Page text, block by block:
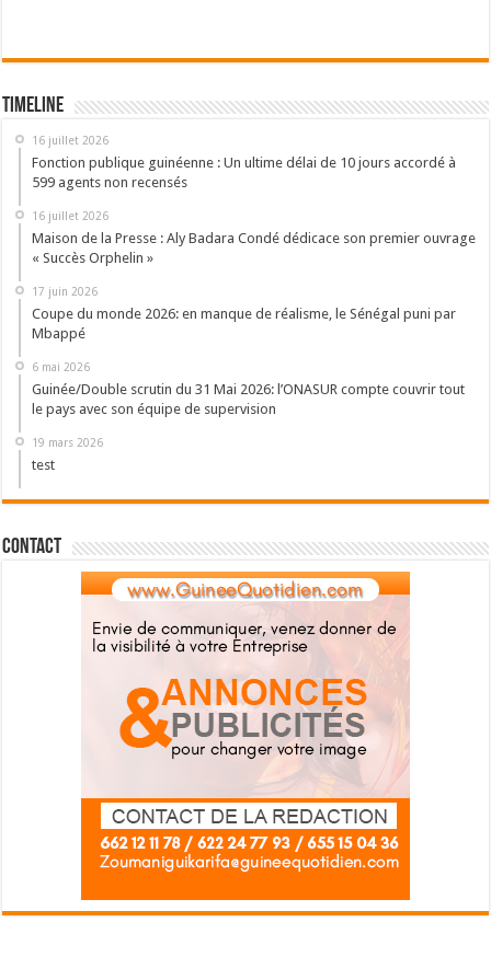
Timeline
16 juillet 2026
Fonction publique guinéenne : Un ultime délai de 10 jours accordé à
599 agents non recensés
16 juillet 2026
Maison de la Presse : Aly Badara Condé dédicace son premier ouvrage
« Succès Orphelin »
17 juin 2026
Coupe du monde 2026: en manque de réalisme, le Sénégal puni par
Mbappé
6 mai 2026
Guinée/Double scrutin du 31 Mai 2026: l’ONASUR compte couvrir tout
le pays avec son équipe de supervision
19 mars 2026
test
Contact